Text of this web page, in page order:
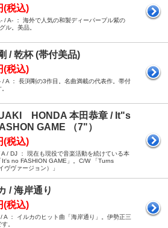
(税込)
/ A- ： 海外で人気の和製ディーパープル紫の
ル。美品。
/ 乾杯 (帯付美品)
(税込)
/ A ： 長渕剛の3作目。名曲満載の代表作。帯付
HONDA 本田恭章 / It"s
GAME （7"）
(税込)
A / DJ ： 現在も現役で音楽活動を続けている本
It's no FASHION GAME」。C/W 「Turns
ヴヴァージョン）」
/ 海岸通り
(税込)
A ： イルカのヒット曲「海岸通り」。伊勢正三
。